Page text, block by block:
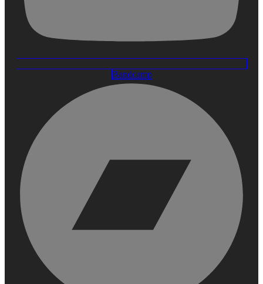
Bandcamp